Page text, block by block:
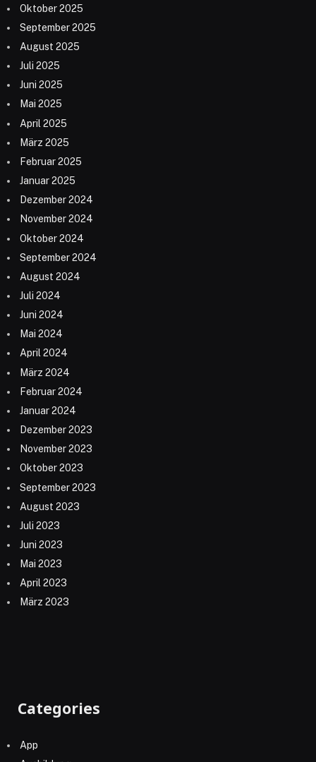
Oktober 2025
September 2025
August 2025
Juli 2025
Juni 2025
Mai 2025
April 2025
März 2025
Februar 2025
Januar 2025
Dezember 2024
November 2024
Oktober 2024
September 2024
August 2024
Juli 2024
Juni 2024
Mai 2024
April 2024
März 2024
Februar 2024
Januar 2024
Dezember 2023
November 2023
Oktober 2023
September 2023
August 2023
Juli 2023
Juni 2023
Mai 2023
April 2023
März 2023
Categories
App